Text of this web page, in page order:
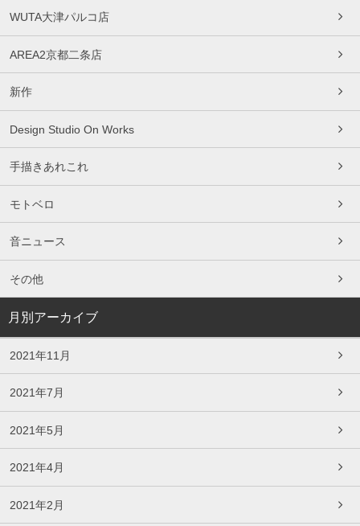
WUTA大津パルコ店
AREA2京都二条店
新作
Design Studio On Works
手描きあれこれ
モトベロ
音ニュース
その他
月別アーカイブ
2021年11月
2021年7月
2021年5月
2021年4月
2021年2月